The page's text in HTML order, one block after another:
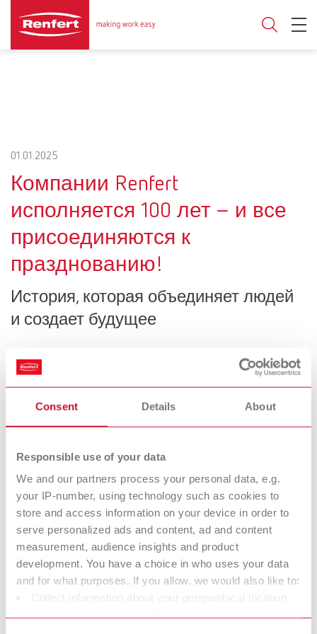
Consent Details About
Responsible use of your data
We and our partners process your personal data, e.g.
your IP-number, using technology such as cookies to
store and access information on your device in order to
serve personalized ads and content, ad and content
measurement, audience insights and product
development. You have a choice in who uses your data
and for what purposes. If you allow, we would also like to:
Collect information about your geographical location
01.01.2025
Компании Renfert
исполняется 100 лет – и все
присоединяются к
празднованию!
История, которая объединяет людей
и создает будущее
Все началось в 1925 году – с идеи, двух братьев и
хорошей порции жажды деятельности.
Сегодня, спустя столетие, компания Renfert – это не
производителем высококачественного
технологий и стоматологии и стала
неотъемлемой частью повседневной работы многих
лабораторий и клиник по всему миру.
За сто лет в компании Renfert многое изменилось, но
одно осталось неизменным: стрем-
ление разрабатывать решения, которые меняют жизнь
к лучшему. «Making work easy – это наш принцип. Это